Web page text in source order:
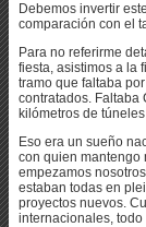
Debemos invertir
comparación con el
Para no referirme
fiesta, asistimos a la
tramo que faltaba
contratados. Faltaba
kilómetros de
Eso era un sueño
con quien mantengo
empezamos
estaban todas en
proyectos nuevos.
internacionales,